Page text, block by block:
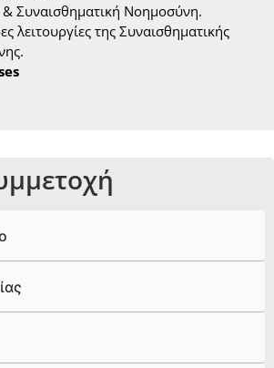
& Συναισθηματική Νοημοσύνη.
λειτουργίες της Συναισθηματικής